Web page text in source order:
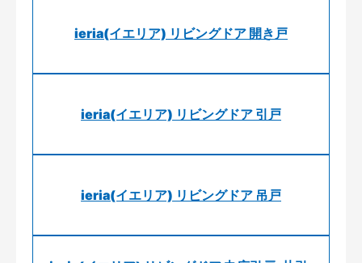
ieria(イエリア) リビングドア 開き戸
ieria(イエリア) リビングドア 引戸
ieria(イエリア) リビングドア 吊戸